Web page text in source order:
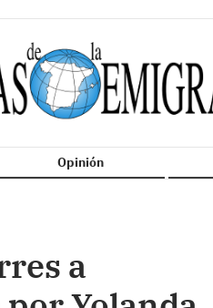
Opinión
a